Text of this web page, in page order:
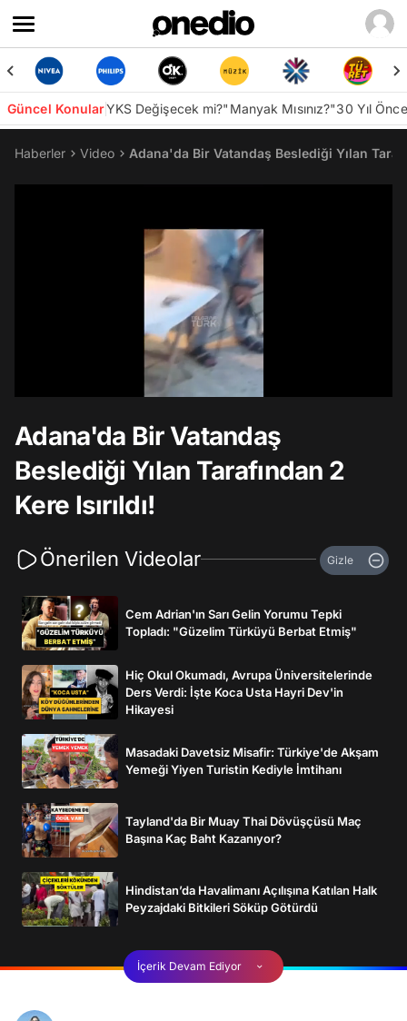
Güncel KonularYKS Değişecek mi?"Manyak Mısınız?"30 Yıl
Haberler Video Adana'da Bir Vatandaş Beslediği Yılan
Adana'da Bir Vatandaş
Beslediği Yılan Tarafından 2
Kere Isırıldı!
Önerilen Videolar Gizle
Cem Adrian'ın Sarı Gelin Yorumu Tepki
Topladı: "Güzelim Türküyü Berbat Etmiş"
Hiç Okul Okumadı, Avrupa Üniversitelerinde
Ders Verdi: İşte Koca Usta Hayri Dev'in
Hikayesi
Masadaki Davetsiz Misafir: Türkiye'de Akşam
Yemeği Yiyen Turistin Kediyle İmtihanı
Tayland'da Bir Muay Thai Dövüşçüsü Maç
Başına Kaç Baht Kazanıyor?
Hindistan’da Havalimanı Açılışına Katılan Halk
Peyzajdaki Bitkileri Söküp Götürdü
İçerik Devam Ediyor